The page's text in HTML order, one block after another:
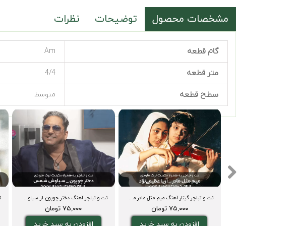
مشخصات محصول توضیحات نظرات
گام قطعه Am
متر قطعه 4/4
سطح قطعه متوسط
نت و تبلچر آهنگ دختر چوپون از سیاوش شمس+ بگینگ ترک و آکورد
۷۵,۰۰۰ تومان
نت و تبلچر گیتار آهنگ میم مثل مادر مهیار فاضلی + آکورد و بکینگ ترک
۷۵,۰۰۰ تومان